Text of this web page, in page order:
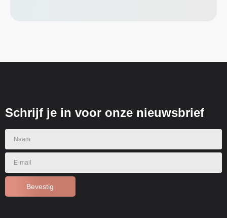
Schrijf je in voor onze nieuwsbrief
Bevestig